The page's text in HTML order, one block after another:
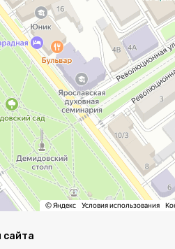
сайта